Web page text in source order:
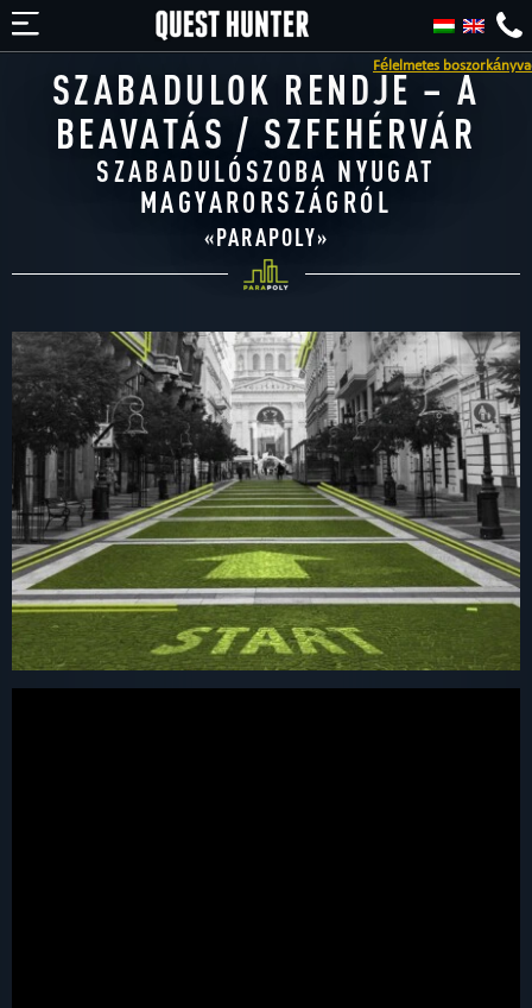
Félelmetes boszorkányvadászat
SZABADULOK RENDJE – A
BEAVATÁS / SZFEHÉRVÁR
SZABADULÓSZOBA NYUGAT
MAGYARORSZÁGRÓL
«PARAPOLY»